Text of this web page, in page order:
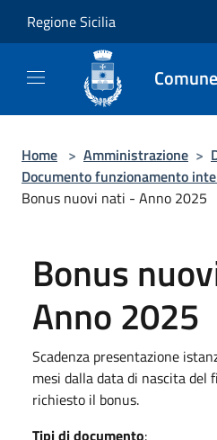
Regione Sicilia
Home > Amministrazione >
Documento funzionamento
Bonus nuovi nati - Anno 2025
Bonus
Anno 2025
Scadenza presentazione
mesi dalla data di nascita del
richiesto il bonus.
Tipi di documento: